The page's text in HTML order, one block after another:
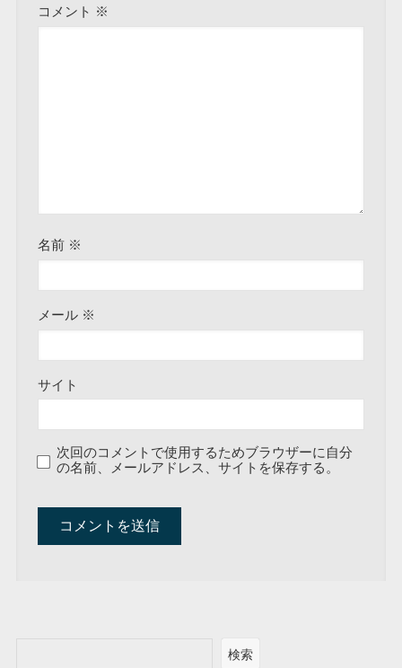
コメント ※
名前 ※
メール ※
サイト
次回のコメントで使用するためブラウザーに自分
の名前、メールアドレス、サイトを保存する。
検索